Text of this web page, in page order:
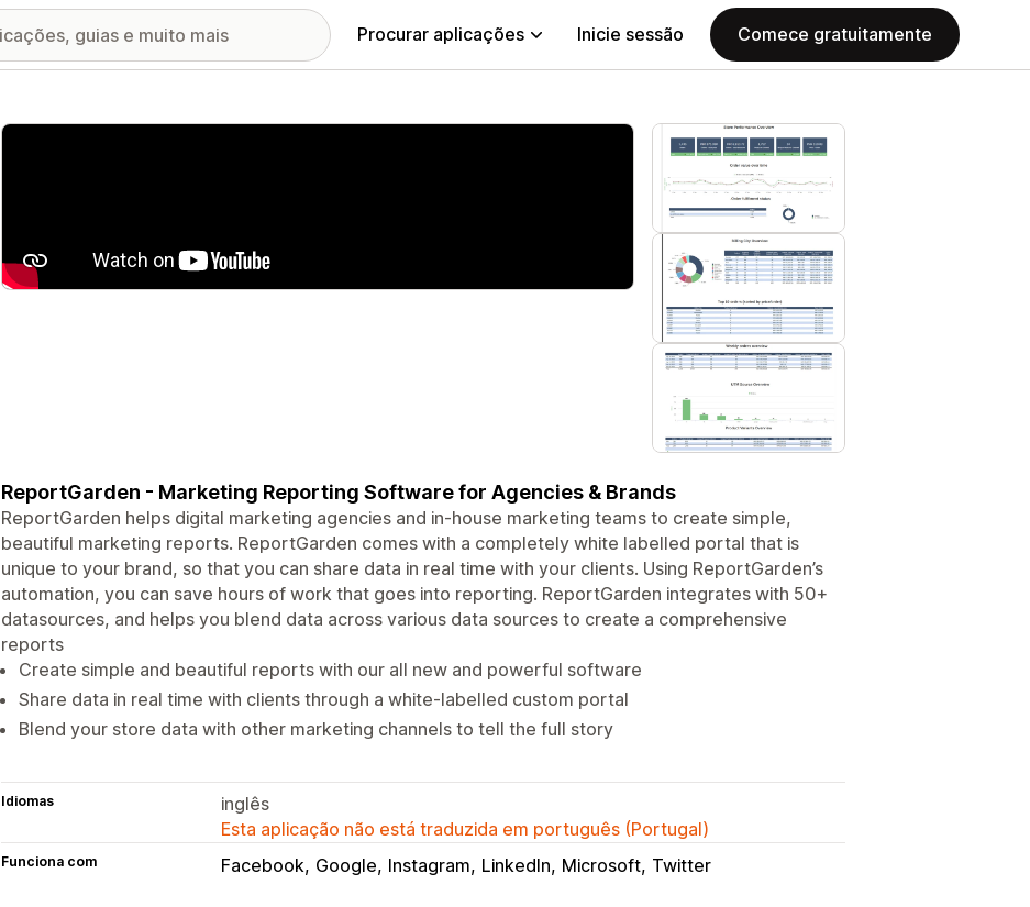
Procurar aplicações Inicie sessão Comece gratuitamente
Galeria de imagens em destaque
ReportGarden - Marketing Reporting Software for Agencies & Brands
ReportGarden helps digital marketing agencies and in-house marketing teams to create simple,
beautiful marketing reports. ReportGarden comes with a completely white labelled portal that is
unique to your brand, so that you can share data in real time with your clients. Using ReportGarden’s
automation, you can save hours of work that goes into reporting. ReportGarden integrates with 50+
datasources, and helps you blend data across various data sources to create a comprehensive
reports
Create simple and beautiful reports with our all new and powerful software
Share data in real time with clients through a white-labelled custom portal
Blend your store data with other marketing channels to tell the full story
Idiomas
inglês
Esta aplicação não está traduzida em português (Portugal)
Funciona com Facebook Google Instagram LinkedIn Microsoft Twitter